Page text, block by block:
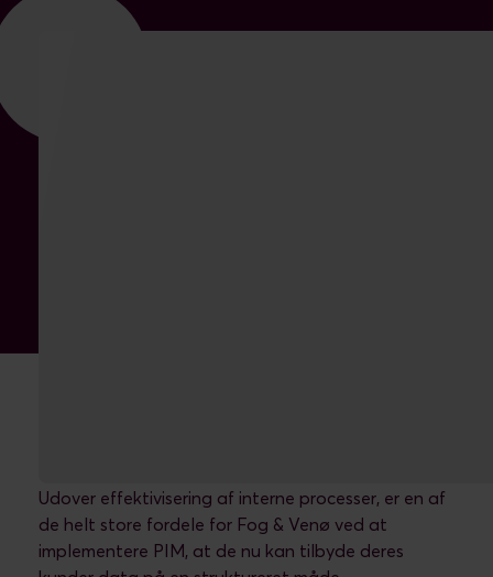
Udover effektivisering af interne processer, er en af
de helt store fordele for Fog & Venø ved at
implementere PIM, at de nu kan tilbyde deres